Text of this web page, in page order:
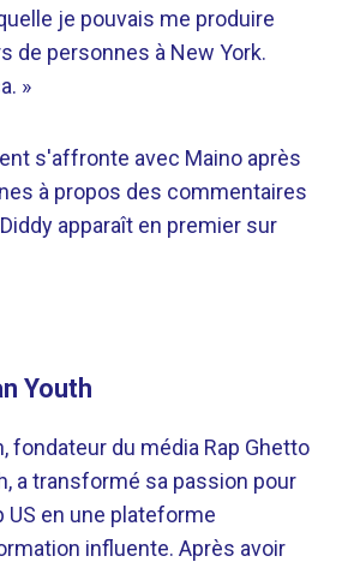
je pouvais me produire
de personnes à New York.
»
s'affronte avec Maino après
à propos des commentaires
apparaît en premier sur
Youth
fondateur du média Rap Ghetto
a transformé sa passion pour
US en une plateforme
influente. Après avoir